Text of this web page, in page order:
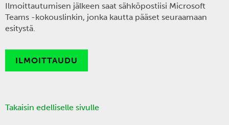
Ilmoittautumisen jälkeen saat sähköpostiisi Microsoft
Teams -kokouslinkin, jonka kautta pääset seuraamaan
esitystä.
ILMOITTAUDU
Takaisin edelliselle sivulle